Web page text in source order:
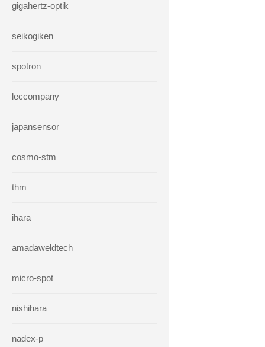
gigahertz-optik
seikogiken
spotron
leccompany
japansensor
cosmo-stm
thm
ihara
amadaweldtech
micro-spot
nishihara
nadex-p